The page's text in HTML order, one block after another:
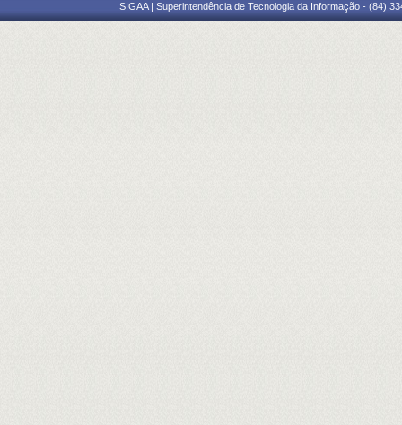
SIGAA | Superintendência de Tecnologia da Informação - (84)